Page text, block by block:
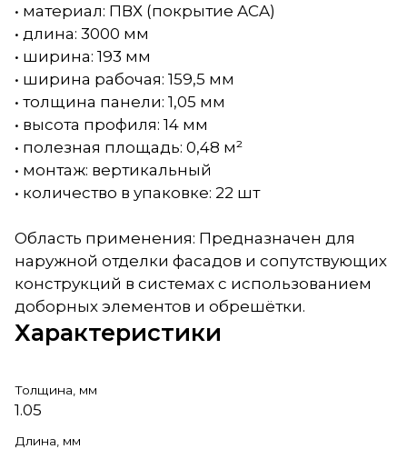
• материал: ПВХ (покрытие ACA)
• длина: 3000 мм
• ширина: 193 мм
• ширина рабочая: 159,5 мм
• толщина панели: 1,05 мм
• высота профиля: 14 мм
• полезная площадь: 0,48 м²
• монтаж: вертикальный
• количество в упаковке: 22 шт
Область применения: Предназначен для
наружной отделки фасадов и сопутствующих
конструкций в системах с использованием
доборных элементов и обрешётки.
Характеристики
Толщина, мм
1.05
Длина, мм